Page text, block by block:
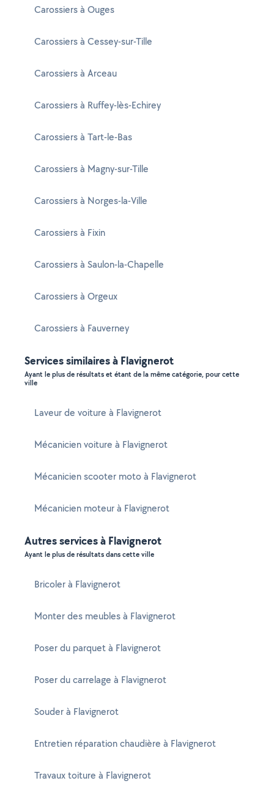
Carossiers à Ouges
Carossiers à Cessey-sur-Tille
Carossiers à Arceau
Carossiers à Ruffey-lès-Echirey
Carossiers à Tart-le-Bas
Carossiers à Magny-sur-Tille
Carossiers à Norges-la-Ville
Carossiers à Fixin
Carossiers à Saulon-la-Chapelle
Carossiers à Orgeux
Carossiers à Fauverney
Services similaires à Flavignerot
Ayant le plus de résultats et étant de la même catégorie, pour cette
ville
Laveur de voiture à Flavignerot
Mécanicien voiture à Flavignerot
Mécanicien scooter moto à Flavignerot
Mécanicien moteur à Flavignerot
Autres services à Flavignerot
Ayant le plus de résultats dans cette ville
Bricoler à Flavignerot
Monter des meubles à Flavignerot
Poser du parquet à Flavignerot
Poser du carrelage à Flavignerot
Souder à Flavignerot
Entretien réparation chaudière à Flavignerot
Travaux toiture à Flavignerot